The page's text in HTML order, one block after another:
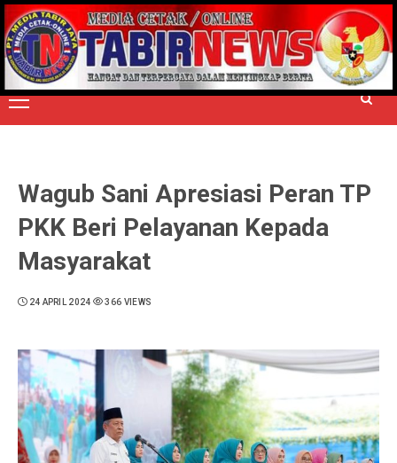
Skip
to
content
TERPERCAYA MENYINGKAP BERITA
Primary
Menu
Wagub Sani Apresiasi Peran TP
PKK Beri Pelayanan Kepada
Masyarakat
24 APRIL 2024 366 VIEWS